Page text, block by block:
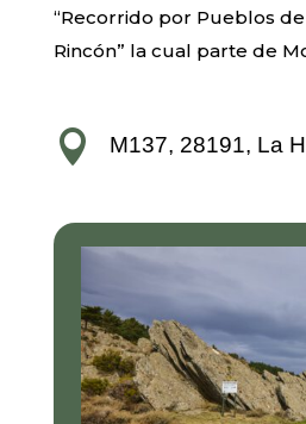
“Recorrido por Pueblos
Rincón” la cual parte de
 M137, 28191, La